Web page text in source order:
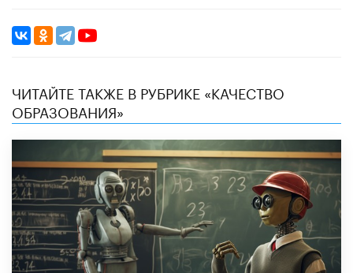
ЧИТАЙТЕ ТАКЖЕ В РУБРИКЕ «КАЧЕСТВО
ОБРАЗОВАНИЯ»